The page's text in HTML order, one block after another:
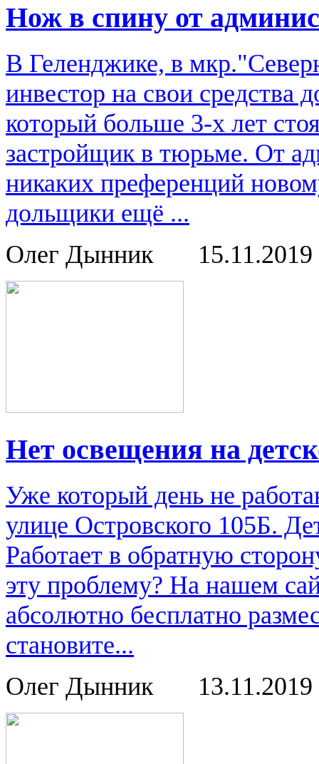
Нож в спину от
В Геленджике, в
инвестор на свои средства
который больше 3-х лет
застройщик в тюрьме. От
никаких преференций
дольщики ещё ...
Олег Дынник
15.11.2019
Нет освещения на
Уже который день не
улице Островского 105Б.
Работает в обратную
эту проблему? На нашем
абсолютно бесплатно
становите...
Олег Дынник
13.11.2019